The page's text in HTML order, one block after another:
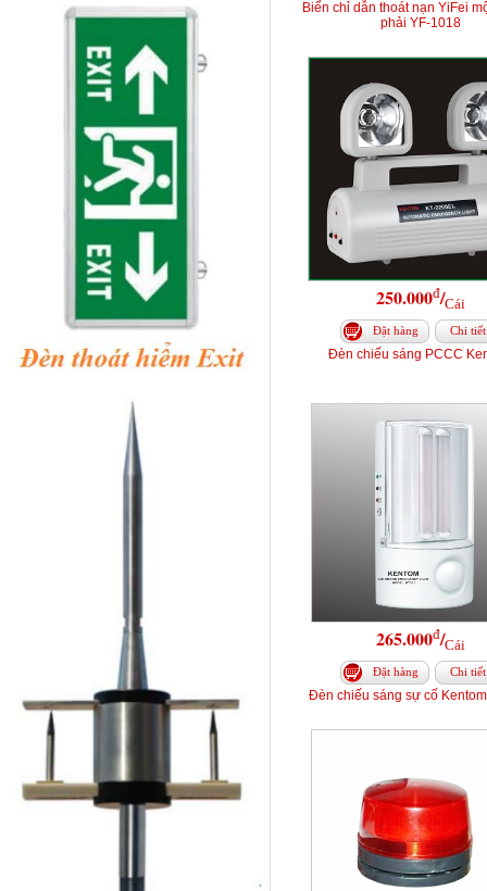
Biển chỉ dẫn thoát nạn YiFei
phải YF-1018
250.000đ/Cái
Đặt hàng Chi tiết
Đèn chiếu sáng PCCC
265.000đ/Cái
Đặt hàng Chi tiết
Đèn chiếu sáng sự cố